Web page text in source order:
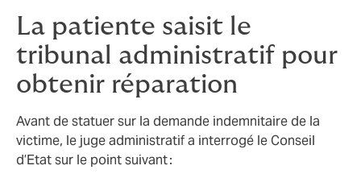
La patiente saisit le
tribunal administratif pour
obtenir réparation
Avant de statuer sur la demande indemnitaire de la
victime, le juge administratif a interrogé le Conseil
d’Etat sur le point suivant :